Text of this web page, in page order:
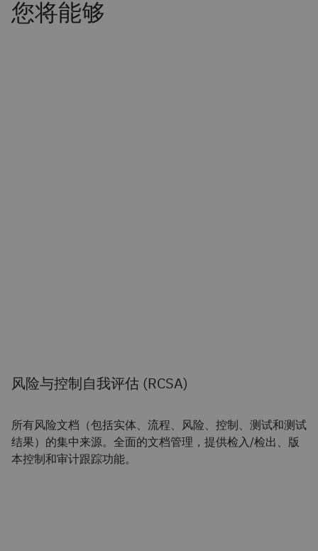
风险与控制自我评估 (RCSA)
所有风险文档（包括实体、流程、风险、控制、测试和测试
结果）的集中来源。全面的文档管理，提供检入/检出、版
本控制和审计跟踪功能。